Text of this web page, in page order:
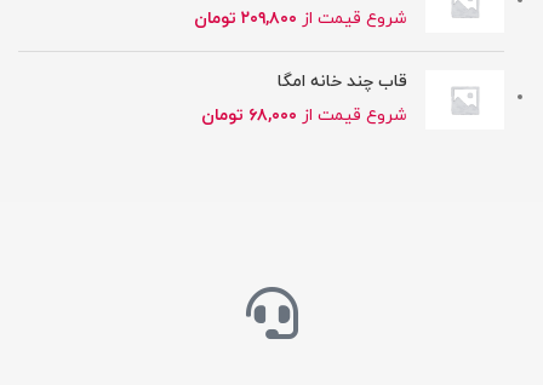
شروع قیمت از ۲۰۹,۸۰۰ تومان
قاب چند خانه امگا
شروع قیمت از ۶۸,۰۰۰ تومان